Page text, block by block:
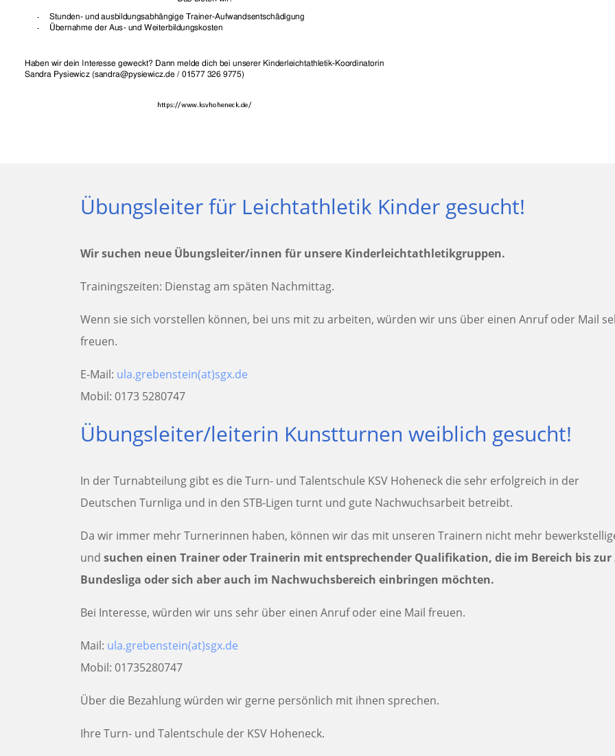
Übungsleiter für Leichtathletik Kinder gesucht!
Wir suchen neue Übungsleiter/innen für unsere Kinderleichtathletikgruppen.
Trainingszeiten: Dienstag am späten Nachmittag.
Wenn sie sich vorstellen können, bei uns mit zu arbeiten, würden wir uns über einen Anruf oder Mail
freuen.
E-Mail: ula.grebenstein(at)sgx.de
Mobil: 0173 5280747
Übungsleiter/leiterin Kunstturnen weiblich gesucht!
In der Turnabteilung gibt es die Turn- und Talentschule KSV Hoheneck die sehr erfolgreich in der
Deutschen Turnliga und in den STB-Ligen turnt und gute Nachwuchsarbeit betreibt.
Da wir immer mehr Turnerinnen haben, können wir das mit unseren Trainern nicht mehr
und suchen einen Trainer oder Trainerin mit entsprechender Qualifikation, die im Bereich bis zur
Bundesliga oder sich aber auch im Nachwuchsbereich einbringen möchten.
Bei Interesse, würden wir uns sehr über einen Anruf oder eine Mail freuen.
Mail: ula.grebenstein(at)sgx.de
Mobil: 01735280747
Über die Bezahlung würden wir gerne persönlich mit ihnen sprechen.
Ihre Turn- und Talentschule der KSV Hoheneck.